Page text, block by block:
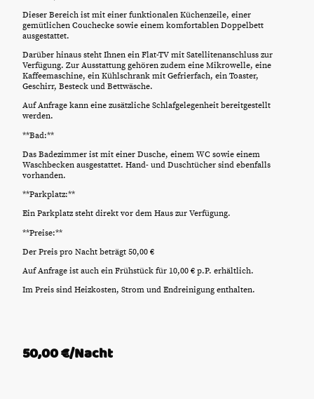
Dieser Bereich ist mit einer funktionalen Küchenzeile, einer
gemütlichen Couchecke sowie einem komfortablen Doppelbett
ausgestattet.
Darüber hinaus steht Ihnen ein Flat-TV mit Satellitenanschluss zur
Verfügung. Zur Ausstattung gehören zudem eine Mikrowelle, eine
Kaffeemaschine, ein Kühlschrank mit Gefrierfach, ein Toaster,
Geschirr, Besteck und Bettwäsche.
Auf Anfrage kann eine zusätzliche Schlafgelegenheit bereitgestellt
werden.
**Bad:**
Das Badezimmer ist mit einer Dusche, einem WC sowie einem
Waschbecken ausgestattet. Hand- und Duschtücher sind ebenfalls
vorhanden.
**Parkplatz:**
Ein Parkplatz steht direkt vor dem Haus zur Verfügung.
**Preise:**
Der Preis pro Nacht beträgt 50,00 €
Auf Anfrage ist auch ein Frühstück für 10,00 € p.P. erhältlich.
Im Preis sind Heizkosten, Strom und Endreinigung enthalten.
50,00 €/Nacht